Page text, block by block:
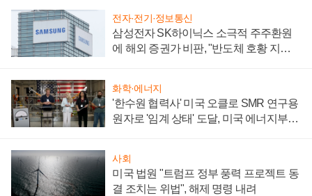
전자·전기·정보통신
삼성전자 SK하이닉스 소극적 주주환원
에 해외 증권가 비판, "반도체 호황 지속
화학·에너지
'한수원 협력사' 미국 오클로 SMR 연구용
원자로 '임계 상태' 도달, 미국 에너지부
사회
미국 법원 "트럼프 정부 풍력 프로젝트 동
결 조치는 위법", 해제 명령 내려